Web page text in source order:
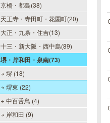
京橋・都島(38)
天王寺・寺田町・花園町(20)
大正・九条・住吉(13)
十三・新大阪・西中島(89)
堺・岸和田・泉南(73)
堺 (18)
堺東 (22)
中百舌鳥 (4)
岸和田 (9)